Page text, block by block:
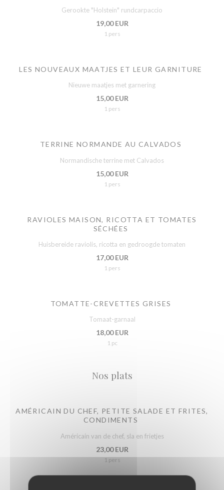
Gerookte "Holstein" rundcarpaccio
19,00 EUR
1 pers
LES NOUVEAUX MAATJES ET LEUR GARNITURE
Nieuwe maatjes met garnering
15,00 EUR
1 pers
TERRINE NORMANDE AU CALVADOS
Normandische terrine met Calvados
15,00 EUR
1 pers
RAVIOLES MAISON, RICOTTA ET TOMATES
SÉCHÉES
Huisbereide raviolis, ricotta en gedroogde tomaten
17,00 EUR
1 pers
TOMATTE-CREVETTES GRISES
Tomaat-garnaal
18,00 EUR
1 pc
Nos plats
AMÉRICAIN DU CHEF, PETITE SALADE ET FRITES,
CONDIMENTS
Américain van de chef, sla en frietjes
23,00 EUR
1 pers